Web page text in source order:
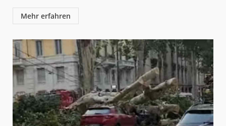
Mehr erfahren